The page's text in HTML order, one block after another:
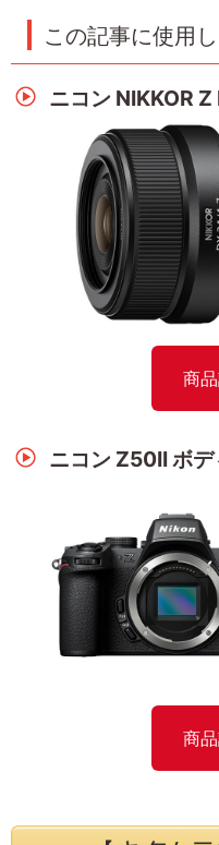
この記事に使用
ニコン NIKKOR
商
ニコン Z50II ボデ
商